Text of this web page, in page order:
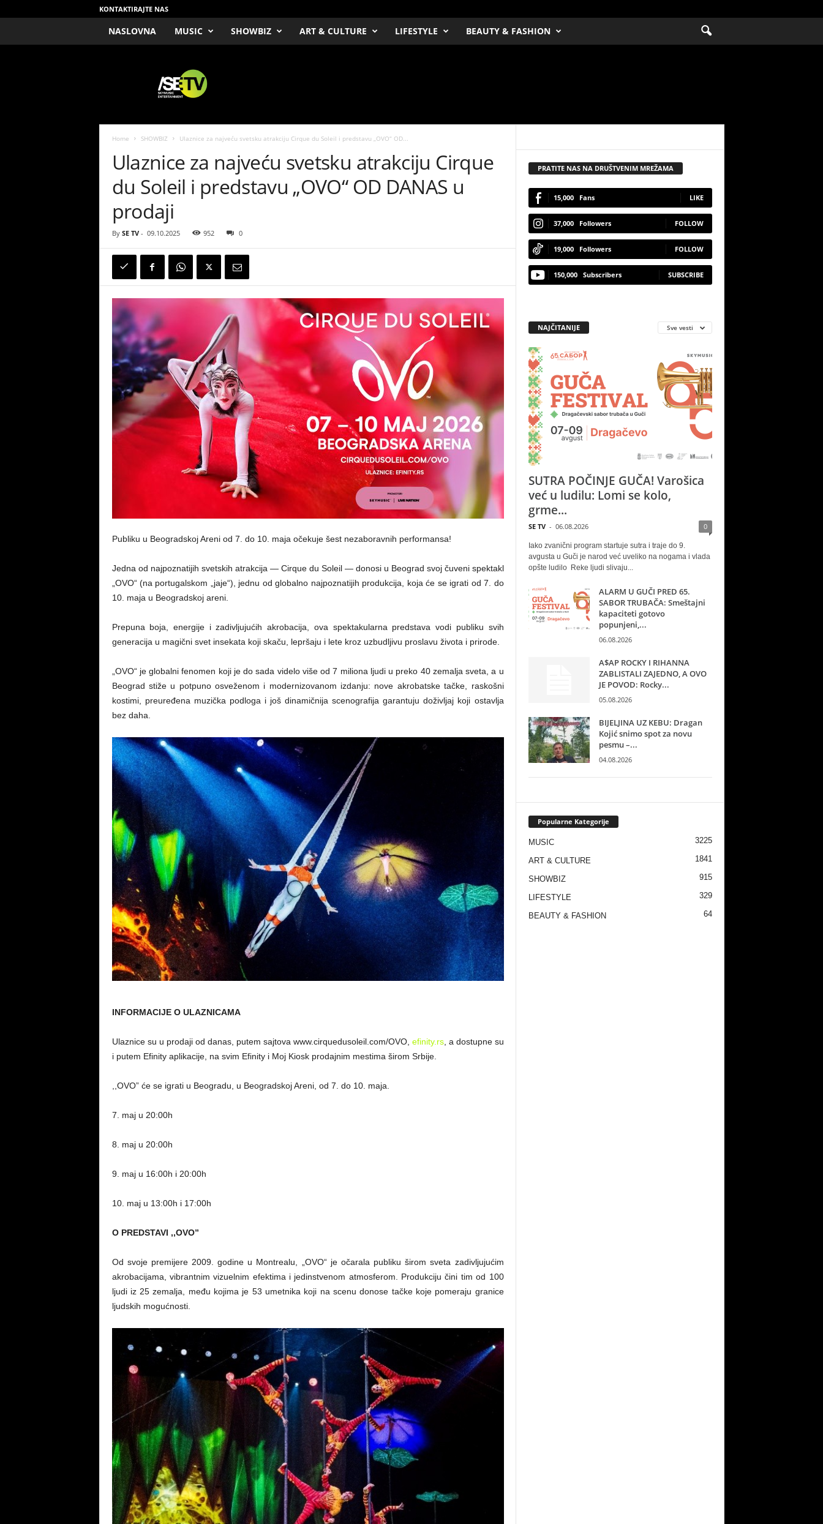
KONTAKTIRAJTE NAS
NASLOVNA MUSIC SHOWBIZ ART & CULTURE LIFESTYLE BEAUTY & FASHION
Home SHOWBIZ Ulaznice za najveću svetsku atrakciju Cirque du Soleil i predstavu „OVO“ OD...
Ulaznice za najveću svetsku atrakciju Cirque
du Soleil i predstavu „OVO“ OD DANAS u
prodaji
By SE TV- 09.10.2025 952 0
Publiku u Beogradskoj Areni od 7. do 10. maja očekuje šest nezaboravnih performansa!
Jedna od najpoznatijih svetskih atrakcija — Cirque du Soleil — donosi u Beograd svoj čuveni spektakl
„OVO“ (na portugalskom „jaje“), jednu od globalno najpoznatijih produkcija, koja će se igrati od 7. do
10. maja u Beogradskoj areni.
Prepuna boja, energije i zadivljujućih akrobacija, ova spektakularna predstava vodi publiku svih
generacija u magični svet insekata koji skaču, lepršaju i lete kroz uzbudljivu proslavu života i prirode.
„OVO“ je globalni fenomen koji je do sada videlo više od 7 miliona ljudi u preko 40 zemalja sveta, a u
Beograd stiže u potpuno osveženom i modernizovanom izdanju: nove akrobatske tačke, raskošni
kostimi, preuređena muzička podloga i još dinamičnija scenografija garantuju doživljaj koji ostavlja
bez daha.
INFORMACIJE O ULAZNICAMA
Ulaznice su u prodaji od danas, putem sajtova www.cirquedusoleil.com/OVO, efinity.rs, a dostupne su
i putem Efinity aplikacije, na svim Efinity i Moj Kiosk prodajnim mestima širom Srbije.
,,OVO” će se igrati u Beogradu, u Beogradskoj Areni, od 7. do 10. maja.
7. maj u 20:00h
8. maj u 20:00h
9. maj u 16:00h i 20:00h
10. maj u 13:00h i 17:00h
O PREDSTAVI ,,OVO”
Od svoje premijere 2009. godine u Montrealu, „OVO“ je očarala publiku širom sveta zadivljujućim
akrobacijama, vibrantnim vizuelnim efektima i jedinstvenom atmosferom. Produkciju čini tim od 100
ljudi iz 25 zemalja, među kojima je 53 umetnika koji na scenu donose tačke koje pomeraju granice
ljudskih mogućnosti.
PRATITE NAS NA DRUŠTVENIM MREŽAMA
15,000 Fans LIKE
37,000 Followers FOLLOW
19,000 Followers FOLLOW
150,000 Subscribers SUBSCRIBE
NAJČITANIJE Sve vesti
SUTRA POČINJE GUČA! Varošica
već u ludilu: Lomi se kolo,
grme...
SE TV - 06.08.2026 0
Iako zvanični program startuje sutra i traje do 9.
avgusta u Guči je narod već uveliko na nogama i vlada
opšte ludilo Reke ljudi slivaju...
ALARM U GUČI PRED 65.
SABOR TRUBAČA: Smeštajni
kapaciteti gotovo
popunjeni,...
06.08.2026
A$AP ROCKY I RIHANNA
ZABLISTALI ZAJEDNO, A OVO
JE POVOD: Rocky...
05.08.2026
BIJELJINA UZ KEBU: Dragan
Kojić snimo spot za novu
pesmu –...
04.08.2026
Popularne Kategorije
MUSIC 3225
ART & CULTURE 1841
SHOWBIZ 915
LIFESTYLE 329
BEAUTY & FASHION 64